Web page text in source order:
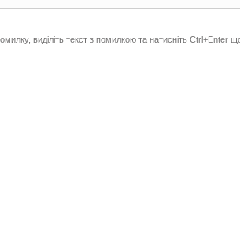
виділіть текст з помилкою та натисніть Ctrl+Enter